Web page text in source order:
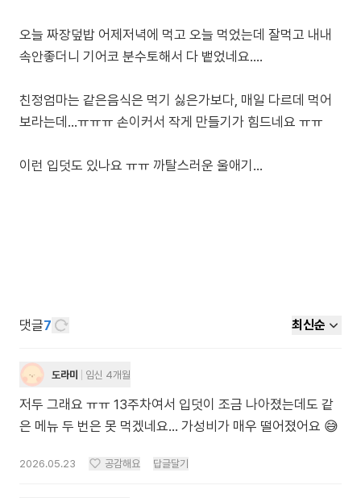
오늘 짜장덮밥 어제저녁에 먹고 오늘 먹었는데 잘먹고 내내
속안좋더니 기어코 분수토해서 다 뱉었네요....
친정엄마는 같은음식은 먹기 싫은가보다, 매일 다르데 먹어
보라는데...ㅠㅠㅠ 손이커서 작게 만들기가 힘드네요 ㅠㅠ
이런 입덧도 있나요 ㅠㅠ 까탈스러운 울애기...
댓글7 최신순
도라미 임신 4개월
저두 그래요 ㅠㅠ 13주차여서 입덧이 조금 나아졌는데도 같
은 메뉴 두 번은 못 먹겠네요… 가성비가 매우 떨어졌어요 😅
2026.05.23 공감해요 답글달기